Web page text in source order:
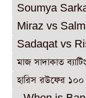
Soumya
Miraz vs
Sadaqat vs
মাজ সাদাকাত ব্যাটিং
হারিস রউফের